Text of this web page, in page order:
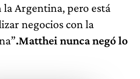
Argentina, pero está
negocios con la
.Matthei nunca negó lo